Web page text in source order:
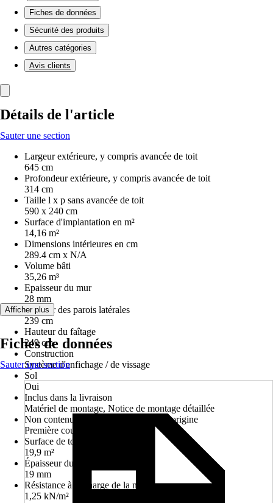
Fiches de données
Sécurité des produits
Autres catégories
Avis clients
Détails de l'article
Sauter une section
Largeur extérieure, y compris avancée de toit
645 cm
Profondeur extérieure, y compris avancée de toit
314 cm
Taille l x p sans avancée de toit
590 x 240 cm
Surface d'implantation en m²
14,16 m²
Dimensions intérieures en cm
289.4 cm x N/A
Volume bâti
35,26 m³
Epaisseur du mur
28 mm
Hauteur des parois latérales
239 cm
Hauteur du faîtage
249 cm
Construction
Système d'enfichage / de vissage
Sol
Oui
Inclus dans la livraison
Matériel de montage, Notice de montage détaillée
Non contenu dans le matériel fourni d'origine
Première couverture du toit
Surface de toit
19,9 m²
Épaisseur du toit
19 mm
Résistance à la charge de la neige
1,25 kN/m²
Afficher plus
Fiches de données
Sauter une section